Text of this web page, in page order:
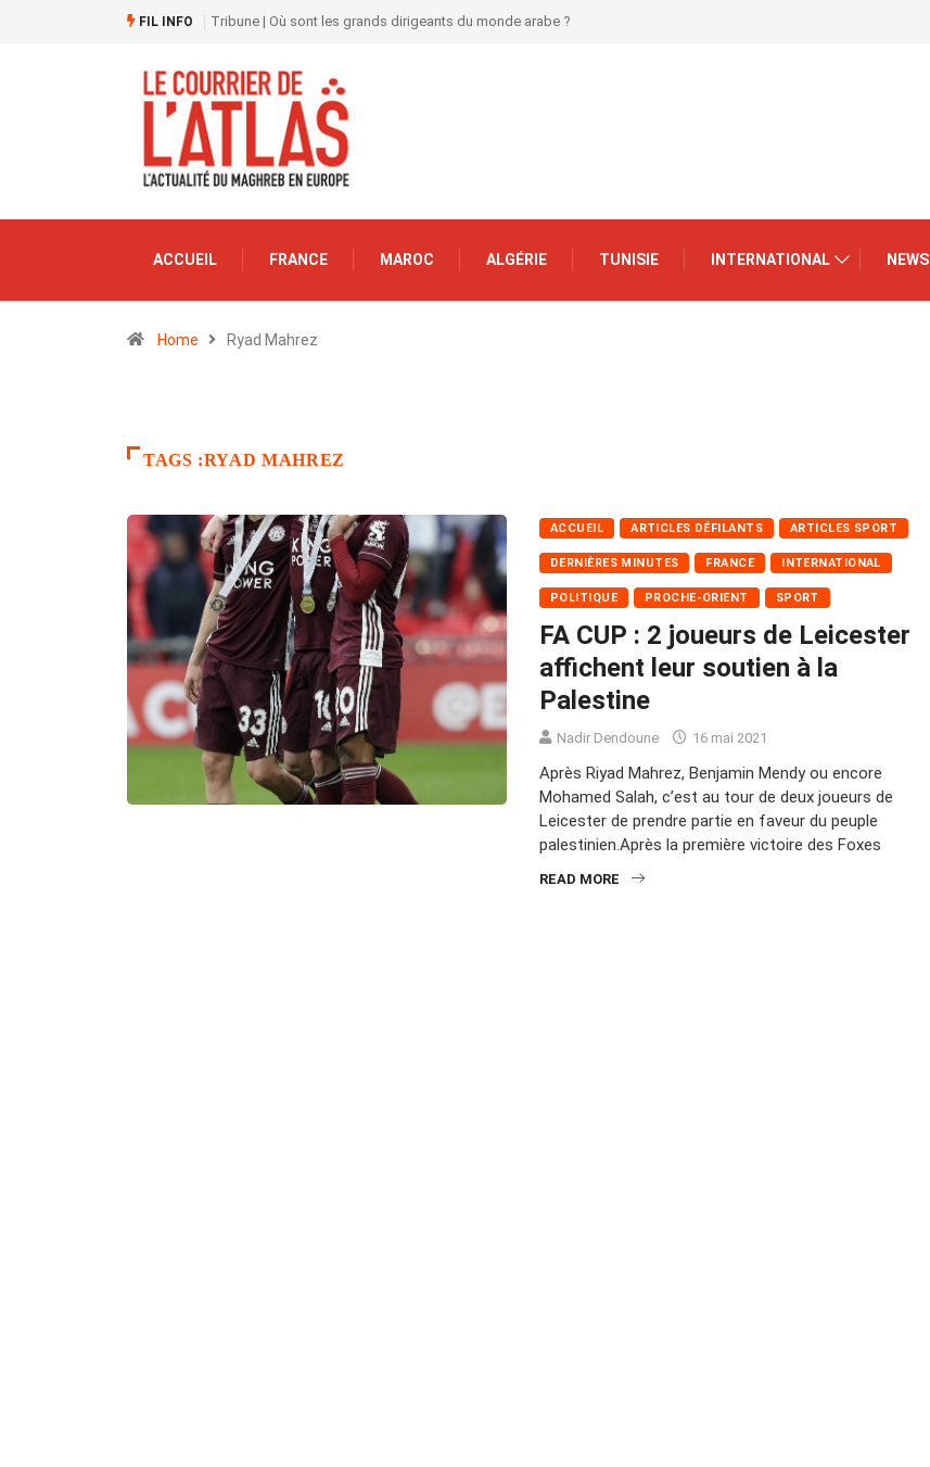
FIL INFO Tribune | Où sont les grands dirigeants du monde arabe ?
ACCUEIL FRANCE MAROC ALGÉRIE TUNISIE INTERNATIONAL NEWS
Home Ryad Mahrez
TAGS :RYAD MAHREZ
ACCUEIL ARTICLES DÉFILANTS ARTICLES SPORT
DERNIÈRES MINUTES FRANCE INTERNATIONAL
POLITIQUE PROCHE-ORIENT SPORT
FA CUP : 2 joueurs de Leicester
affichent leur soutien à la
Palestine
Nadir Dendoune 16 mai 2021
Après Riyad Mahrez, Benjamin Mendy ou encore
Mohamed Salah, c’est au tour de deux joueurs de
Leicester de prendre partie en faveur du peuple
palestinien.Après la première victoire des Foxes
READ MORE